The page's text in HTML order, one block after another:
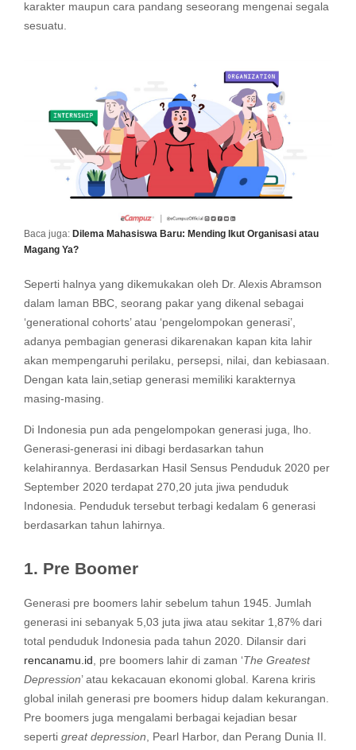
karakter maupun cara pandang seseorang mengenai segala
sesuatu.
Baca juga: Dilema Mahasiswa Baru: Mending Ikut Organisasi atau
Magang Ya?
Seperti halnya yang dikemukakan oleh Dr. Alexis Abramson
dalam laman BBC, seorang pakar yang dikenal sebagai
‘generational cohorts’ atau ‘pengelompokan generasi’,
adanya pembagian generasi dikarenakan kapan kita lahir
akan mempengaruhi perilaku, persepsi, nilai, dan kebiasaan.
Dengan kata lain,setiap generasi memiliki karakternya
masing-masing.
Di Indonesia pun ada pengelompokan generasi juga, lho.
Generasi-generasi ini dibagi berdasarkan tahun
kelahirannya. Berdasarkan Hasil Sensus Penduduk 2020 per
September 2020 terdapat 270,20 juta jiwa penduduk
Indonesia. Penduduk tersebut terbagi kedalam 6 generasi
berdasarkan tahun lahirnya.
1. Pre Boomer
Generasi pre boomers lahir sebelum tahun 1945. Jumlah
generasi ini sebanyak 5,03 juta jiwa atau sekitar 1,87% dari
total penduduk Indonesia pada tahun 2020. Dilansir dari
rencanamu.id , pre boomers lahir di zaman ‘The Greatest
Depression’ atau kekacauan ekonomi global. Karena kriris
global inilah generasi pre boomers hidup dalam kekurangan.
Pre boomers juga mengalami berbagai kejadian besar
seperti great depression, Pearl Harbor, dan Perang Dunia II.